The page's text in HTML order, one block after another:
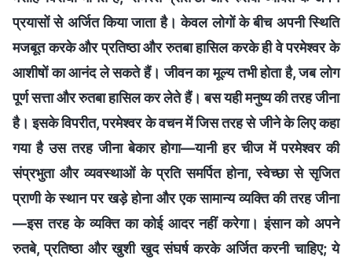
प्रयासों से अर्जित किया जाता है। केवल लोगों के बीच अपनी स्थिति
मजबूत करके और प्रतिष्ठा और रुतबा हासिल करके ही वे परमेश्वर के
आशीषों का आनंद ले सकते हैं। जीवन का मूल्य तभी होता है, जब लोग
पूर्ण सत्ता और रुतबा हासिल कर लेते हैं। बस यही मनुष्य की तरह जीना
है। इसके विपरीत, परमेश्वर के वचन में जिस तरह से जीने के लिए कहा
गया है उस तरह जीना बेकार होगा—यानी हर चीज में परमेश्वर की
संप्रभुता और व्यवस्थाओं के प्रति समर्पित होना, स्वेच्छा से सृजित
प्राणी के स्थान पर खड़े होना और एक सामान्य व्यक्ति की तरह जीना
—इस तरह के व्यक्ति का कोई आदर नहीं करेगा। इंसान को अपने
रुतबे, प्रतिष्ठा और खुशी खुद संघर्ष करके अर्जित करनी चाहिए; ये